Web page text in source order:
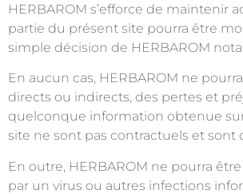
HERBAROM s’efforce de maintenir
partie du présent site pourra être
simple décision de HERBAROM
En aucun cas, HERBAROM ne
directs ou indirects, des pertes et
quelconque information obtenue
site ne sont pas contractuels et sont
En outre, HERBAROM ne pourra
par un virus ou autres infections